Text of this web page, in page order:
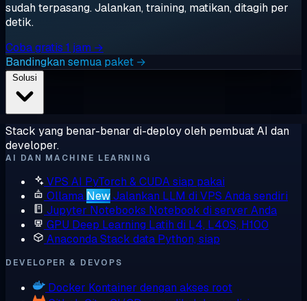
sudah terpasang. Jalankan, training, matikan, ditagih per
detik.
Coba gratis 1 jam →
Bandingkan semua paket →
Stack yang benar-benar di-deploy oleh pembuat AI dan
developer.
AI DAN MACHINE LEARNING
VPS AI PyTorch & CUDA siap pakai
Ollama NewJalankan LLM di VPS Anda sendiri
Jupyter Notebooks Notebook di server Anda
GPU Deep Learning Latih di L4, L40S, H100
AnacondaStack data Python, siap
DEVELOPER & DEVOPS
Docker Kontainer dengan akses root